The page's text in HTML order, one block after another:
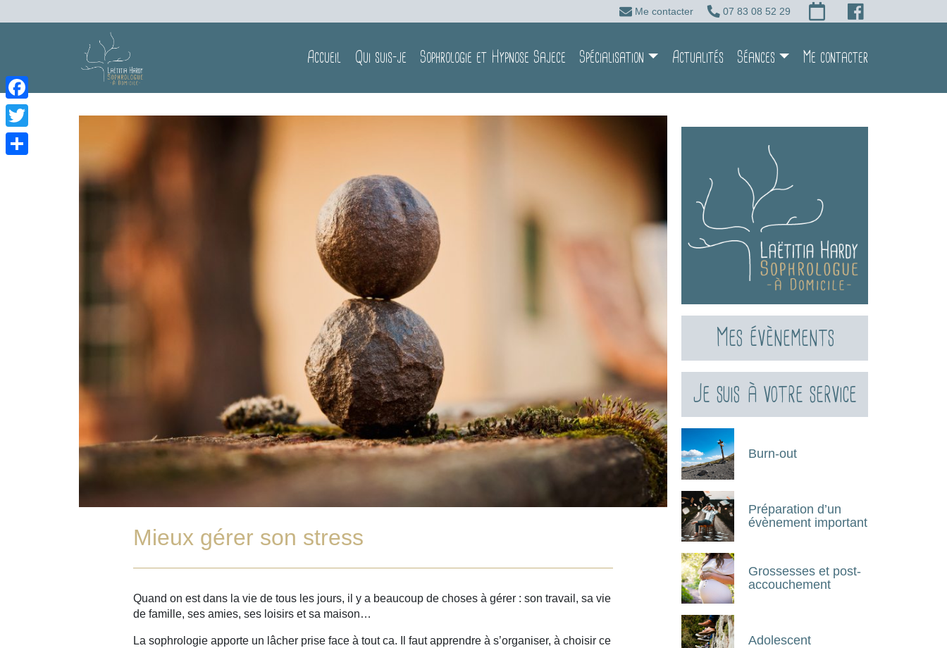
Me contacter 07 83 08 52 29
Accueil Qui suis-je Sophrologie et Hypnose Sajece Spécialisation Actualités Séances Me contacter
Mieux gérer son stress
Quand on est dans la vie de tous les jours, il y a beaucoup de choses à gérer : son travail, sa vie
de famille, ses amies, ses loisirs et sa maison…
La sophrologie apporte un lâcher prise face à tout ca. Il faut apprendre à s’organiser, à choisir ce
Mes évènements
Je suis à votre service
Burn-out
Préparation d’un
évènement important
Grossesses et post-
accouchement
Adolescent
Facebook
Twitter